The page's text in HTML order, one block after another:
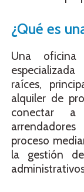
¿Qué es
Una oficina
raíces,
alquiler de
conectar a
proceso
la gestión